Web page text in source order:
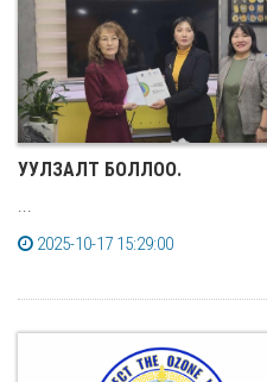
УУЛЗАЛТ БОЛЛОО.
...
2025-10-17 15:29:00